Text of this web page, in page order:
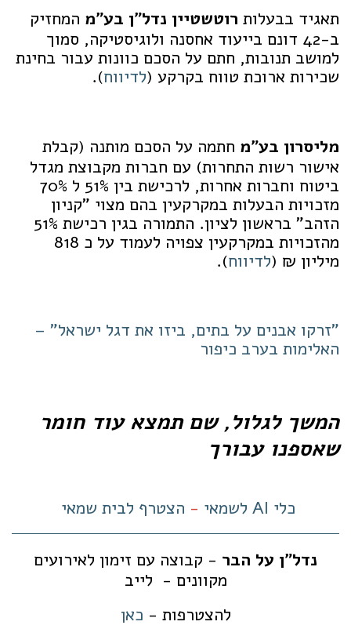
תאגיד בבעלות רוטשטיין נדל"ן בע"מ המחזיק
ב-42 דונם בייעוד אחסנה ולוגיסטיקה, סמוך
למושב תנובות, חתם על הסכם כוונות עבור בחינת
שכירות ארוכת טווח בקרקע (לדיווח).
מליסרון בע"מ חתמה על הסכם מותנה (קבלת
אישור רשות התחרות) עם חברות מקבוצת מגדל
ביטוח וחברות אחרות, לרכישת בין 51% ל 70%
מזכויות הבעלות במקרקעין בהם מצוי "קניון
הזהב" בראשון לציון. התמורה בגין רכישת 51%
מהזכויות במקרקעין צפויה לעמוד על כ 818
מיליון ₪ (לדיווח).
"זרקו אבנים על בתים, ביזו את דגל ישראל" –
האלימות בערב כיפור
המשך לגלול, שם תמצא עוד חומר
שאספנו עבורך
כלי AI לשמאי - הצטרף לבית שמאי
נדל"ן על הבר - קבוצה עם זימון לאירועים
מקוונים - לייב
להצטרפות - כאן